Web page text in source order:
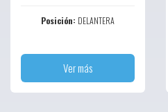
Posición: DELANTERA
Ver más